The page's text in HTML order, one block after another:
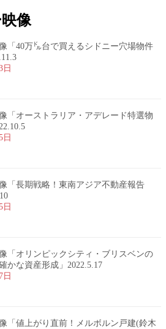
像
「40万㌦台で買えるシドニー穴場物件
日
「オーストラリア・アデレード特選物
日
「長期戦略！東南アジア不動産報告
日
「オリンピックシティ・ブリスベンの
かな資産形成」2022.5.17
日
「値上がり直前！メルボルン戸建(鈴木